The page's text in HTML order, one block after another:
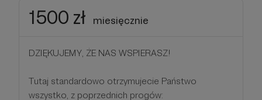
1500 zł miesięcznie
DZIĘKUJEMY, ŻE NAS WSPIERASZ!
Tutaj standardowo otrzymujecie Państwo
wszystko, z poprzednich progów: